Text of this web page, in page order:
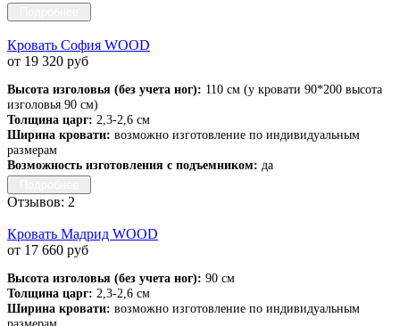
Кровать София WOOD
от 19 320 руб
Высота изголовья (без учета ног): 110 см (у кровати 90*200 высота
изголовья 90 см)
Толщина царг: 2,3-2,6 см
Ширина кровати: возможно изготовление по индивидуальным
размерам
Возможность изготовления с подъемником: да
Отзывов: 2
Кровать Мадрид WOOD
от 17 660 руб
Высота изголовья (без учета ног): 90 см
Толщина царг: 2,3-2,6 см
Ширина кровати: возможно изготовление по индивидуальным